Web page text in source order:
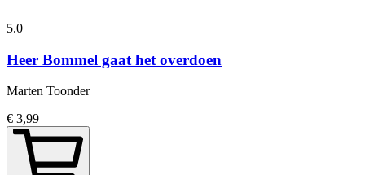
5.0
Heer Bommel gaat het overdoen
Marten Toonder
€ 3,99